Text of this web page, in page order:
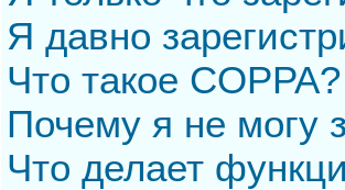
Я давно
Что такое COPPA?
Почему я не могу
Что делает